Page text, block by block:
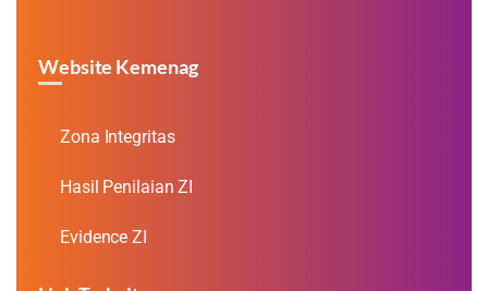
Website Kemenag
Zona Integritas
Hasil Penilaian ZI
Evidence ZI